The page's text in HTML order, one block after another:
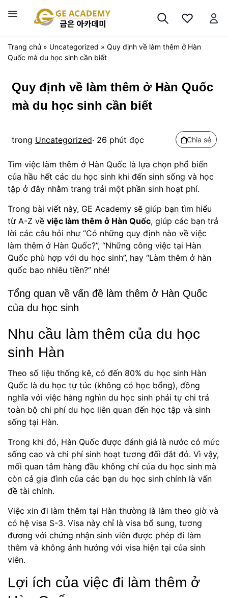
đến
dungTrang chủ » Uncategorized » Quy định về làm thêm ở Hàn
Quốc mà du học sinh cần biết
Quy định về làm thêm ở Hàn Quốc
mà du học sinh cần biết
trong Uncategorized· 26 phút đọc Chia sẻ
Tìm việc làm thêm ở Hàn Quốc là lựa chọn phổ biến
của hầu hết các du học sinh khi đến sinh sống và học
tập ở đây nhằm trang trải một phần sinh hoạt phí.
Trong bài viết này, GE Academy sẽ giúp bạn tìm hiểu
từ A-Z về việc làm thêm ở Hàn Quốc, giúp các bạn trả
lời các câu hỏi như “Có những quy định nào về việc
làm thêm ở Hàn Quốc?”, “Những công việc tại Hàn
Quốc phù hợp với du học sinh”, hay “Làm thêm ở hàn
quốc bao nhiêu tiền?” nhé!
Tổng quan về vấn đề làm thêm ở Hàn Quốc
của du học sinh
Nhu cầu làm thêm của du học
sinh Hàn
Theo số liệu thống kê, có đến 80% du học sinh Hàn
Quốc là du học tự túc (không có học bổng), đồng
nghĩa với việc hàng nghìn du học sinh phải tự chi trả
toàn bộ chi phí du học liên quan đến học tập và sinh
sống tại Hàn.
Trong khi đó, Hàn Quốc được đánh giá là nước có mức
sống cao và chi phí sinh hoạt tương đối đắt đỏ. Vì vậy,
mối quan tâm hàng đầu không chỉ của du học sinh mà
còn cả gia đình của các bạn du học sinh chính là vấn
đề tài chính.
Việc xin đi làm thêm tại Hàn thường là làm theo giờ và
có hệ visa S-3. Visa này chỉ là visa bổ sung, tương
đương với chứng nhận sinh viên được phép đi làm
thêm và không ảnh hưởng với visa hiện tại của sinh
viên.
Lợi ích của việc đi làm thêm ở